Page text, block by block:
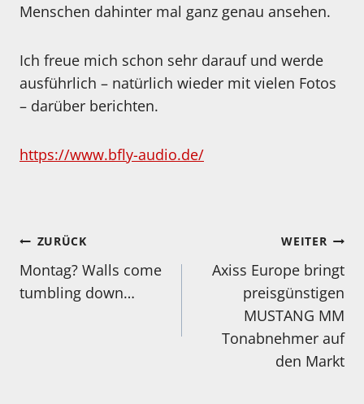
Menschen dahinter mal ganz genau ansehen.
Ich freue mich schon sehr darauf und werde
ausführlich – natürlich wieder mit vielen Fotos
– darüber berichten.
https://www.bfly-audio.de/
Beitragsnavigation
ZURÜCK
Montag? Walls come
tumbling down…
WEITER
Axiss Europe bringt
preisgünstigen
MUSTANG MM
Tonabnehmer auf
den Markt